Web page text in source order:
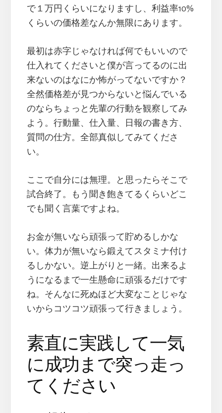
で１万円くらいになりますし、利益率10%
くらいの価格差なんか無限にあります。
最初は赤字じゃなければ何でもいいので
仕入れてくださいと僕が言ってるのに出
来ないのはなにか怖がってないですか？
全然価格差が見つからないと悩んでいる
のならちょっと先輩の行動を観察してみ
よう。行動量、仕入量、日報の書き方、
質問の仕方。全部真似してみてくださ
い。
ここで自分には無理。と思ったらそこで
試合終了。もう聞き飽きてるくらいどこ
でも聞く言葉ですよね。
お金が無いなら頑張って貯めるしかな
い。体力が無いなら鍛えてスタミナ付け
るしかない。逆上がりと一緒。出来るよ
うになるまで一生懸命に頑張るだけです
ね。そんなに死ぬほど大変なことじゃな
いからコツコツ頑張って行きましょう。
素直に実践して一気
に成功まで突っ走っ
てください